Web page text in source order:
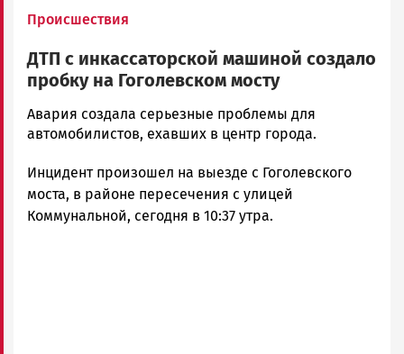
Происшествия
ДТП с инкассаторской машиной создало
пробку на Гоголевском мосту
Юрий
Каулио
Петрозаводска
и
Карелии
Авария создала серьезные проблемы для
автомобилистов, ехавших в центр города.
Инцидент произошел на выезде с Гоголевского
моста, в районе пересечения с улицей
Коммунальной, сегодня в 10:37 утра.